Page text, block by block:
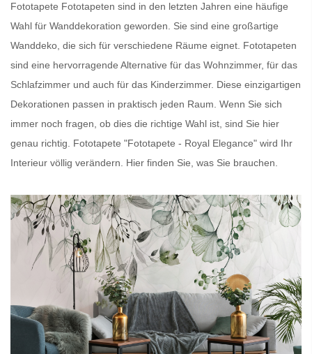
Fototapete Fototapeten sind in den letzten Jahren eine häufige
Wahl für Wanddekoration geworden. Sie sind eine großartige
Wanddeko, die sich für verschiedene Räume eignet. Fototapeten
sind eine hervorragende Alternative für das Wohnzimmer, für das
Schlafzimmer und auch für das Kinderzimmer. Diese einzigartigen
Dekorationen passen in praktisch jeden Raum. Wenn Sie sich
immer noch fragen, ob dies die richtige Wahl ist, sind Sie hier
genau richtig. Fototapete "Fototapete - Royal Elegance" wird Ihr
Interieur völlig verändern. Hier finden Sie, was Sie brauchen.